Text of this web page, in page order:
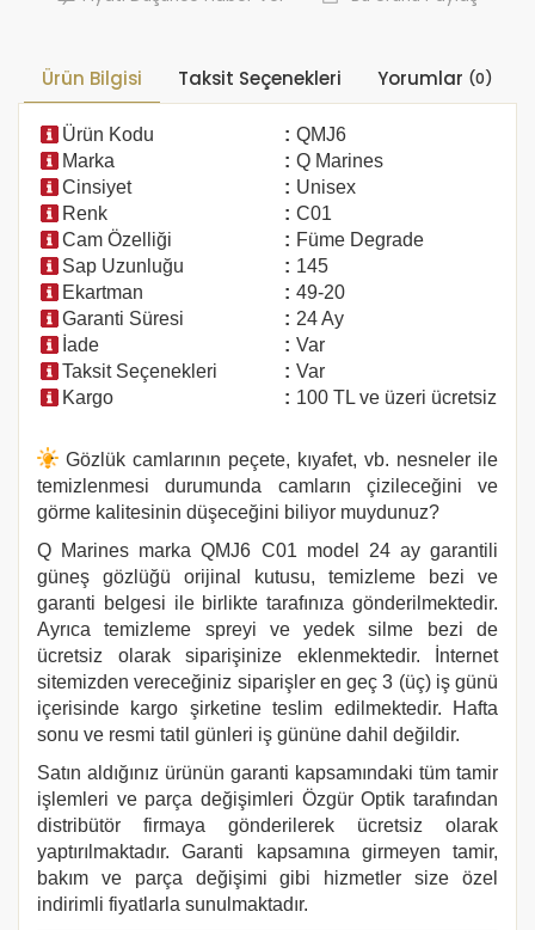
Ürün Bilgisi Taksit Seçenekleri Yorumlar (0)
Ürün Kodu : QMJ6
Marka
: Q Marines
Cinsiyet
: Unisex
Renk
: C01
Cam Özelliği
: Füme Degrade
Sap Uzunluğu
: 145
Ekartman
: 49-20
Garanti Süresi
: 24 Ay
İade
: Var
Taksit Seçenekleri
: Var
Kargo
: 100 TL ve üzeri ücretsiz
Gözlük camlarının peçete, kıyafet, vb. nesneler ile
temizlenmesi durumunda camların çizileceğini ve
görme kalitesinin düşeceğini biliyor muydunuz?
Q Marines marka QMJ6 C01 model 24 ay garantili
güneş gözlüğü orijinal kutusu, temizleme bezi ve
garanti belgesi ile birlikte tarafınıza gönderilmektedir.
Ayrıca temizleme spreyi ve yedek silme bezi de
ücretsiz olarak siparişinize eklenmektedir. İnternet
sitemizden vereceğiniz siparişler en geç 3 (üç) iş günü
içerisinde kargo şirketine teslim edilmektedir. Hafta
sonu ve resmi tatil günleri iş gününe dahil değildir.
Satın aldığınız ürünün garanti kapsamındaki tüm tamir
işlemleri ve parça değişimleri Özgür Optik tarafından
distribütör firmaya gönderilerek ücretsiz olarak
yaptırılmaktadır. Garanti kapsamına girmeyen tamir,
bakım ve parça değişimi gibi hizmetler size özel
indirimli fiyatlarla sunulmaktadır.